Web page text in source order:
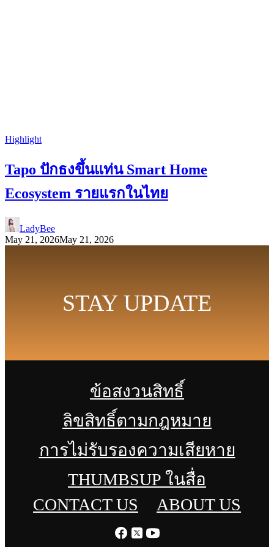
Highlight
Tapo ปักธงขึ้นแท่น Smart Home
Ecosystem รายแรกในไทย
LadyBee
May 21, 2026May 21, 2026
STAY UPDATE
ข้อสงวนสิทธิ์
ลิขสิทธิ์ตามกฎหมาย
การไม่รับรองความเสียหาย
THUMBSUP ในสื่อ
CONTACT US
ABOUT US